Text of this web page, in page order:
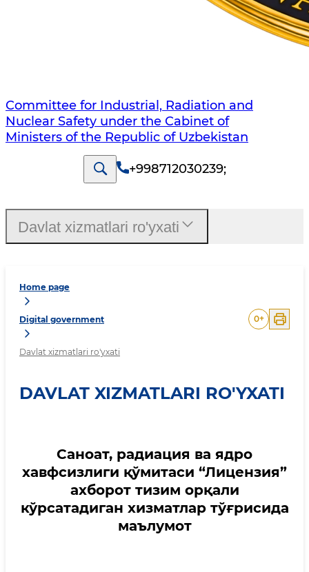
Committee for Industrial, Radiation and
Nuclear Safety under the Cabinet of
Ministers of the Republic of Uzbekistan
+998712030239;
Home page
Digital government
Davlat xizmatlari ro'yxati
0+
DAVLAT XIZMATLARI RO'YXATI
Саноат, радиация ва ядро
хавфсизлиги қўмитаси “Лицензия”
ахборот тизим орқали
кўрсатадиган хизматлар тўғрисида
маълумот
Davlat xizmatlari ro'yxati